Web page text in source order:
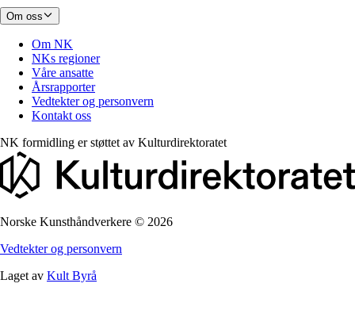
Om oss
Om NK
NKs regioner
Våre ansatte
Årsrapporter
Vedtekter og personvern
Kontakt oss
NK formidling er støttet av Kulturdirektoratet
Norske Kunsthåndverkere © 2026
Vedtekter og personvern
Laget av Kult Byrå